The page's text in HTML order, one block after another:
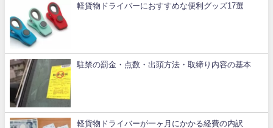
軽貨物ドライバーにおすすめな便利グッズ17選
駐禁の罰金・点数・出頭方法・取締り内容の基本
軽貨物ドライバーが一ヶ月にかかる経費の内訳